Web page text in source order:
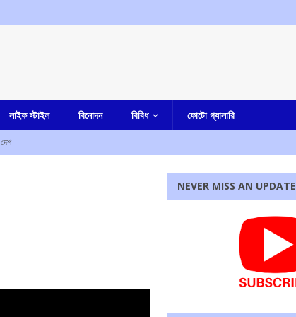
লাইফ স্টাইল বিনোদন বিবিধ ফোটো গ্যালারি
পেতে চলেছে কলকাতা হাইকোর্ট, রবীন্দ্র বিঠ্ঠলরাও ঘুগের নাম সুপারিশ করল সুপ্রিম কোর্টের কলেজিয়াম
নয়, দাবি করে ঘটনার নিন্দা শমীক ভট্টাচার্যর
NEVER MISS AN UPDATE